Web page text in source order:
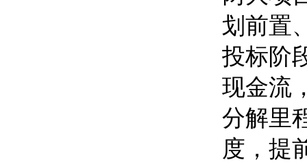
划前置
投标阶
现金流
分解里
度，提